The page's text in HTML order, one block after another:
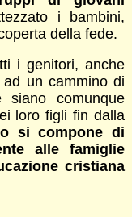
i bambini,
della fede.
i genitori, anche
un cammino di
comunque
loro figli fin dalla
si compone di
alle famiglie
cristiana